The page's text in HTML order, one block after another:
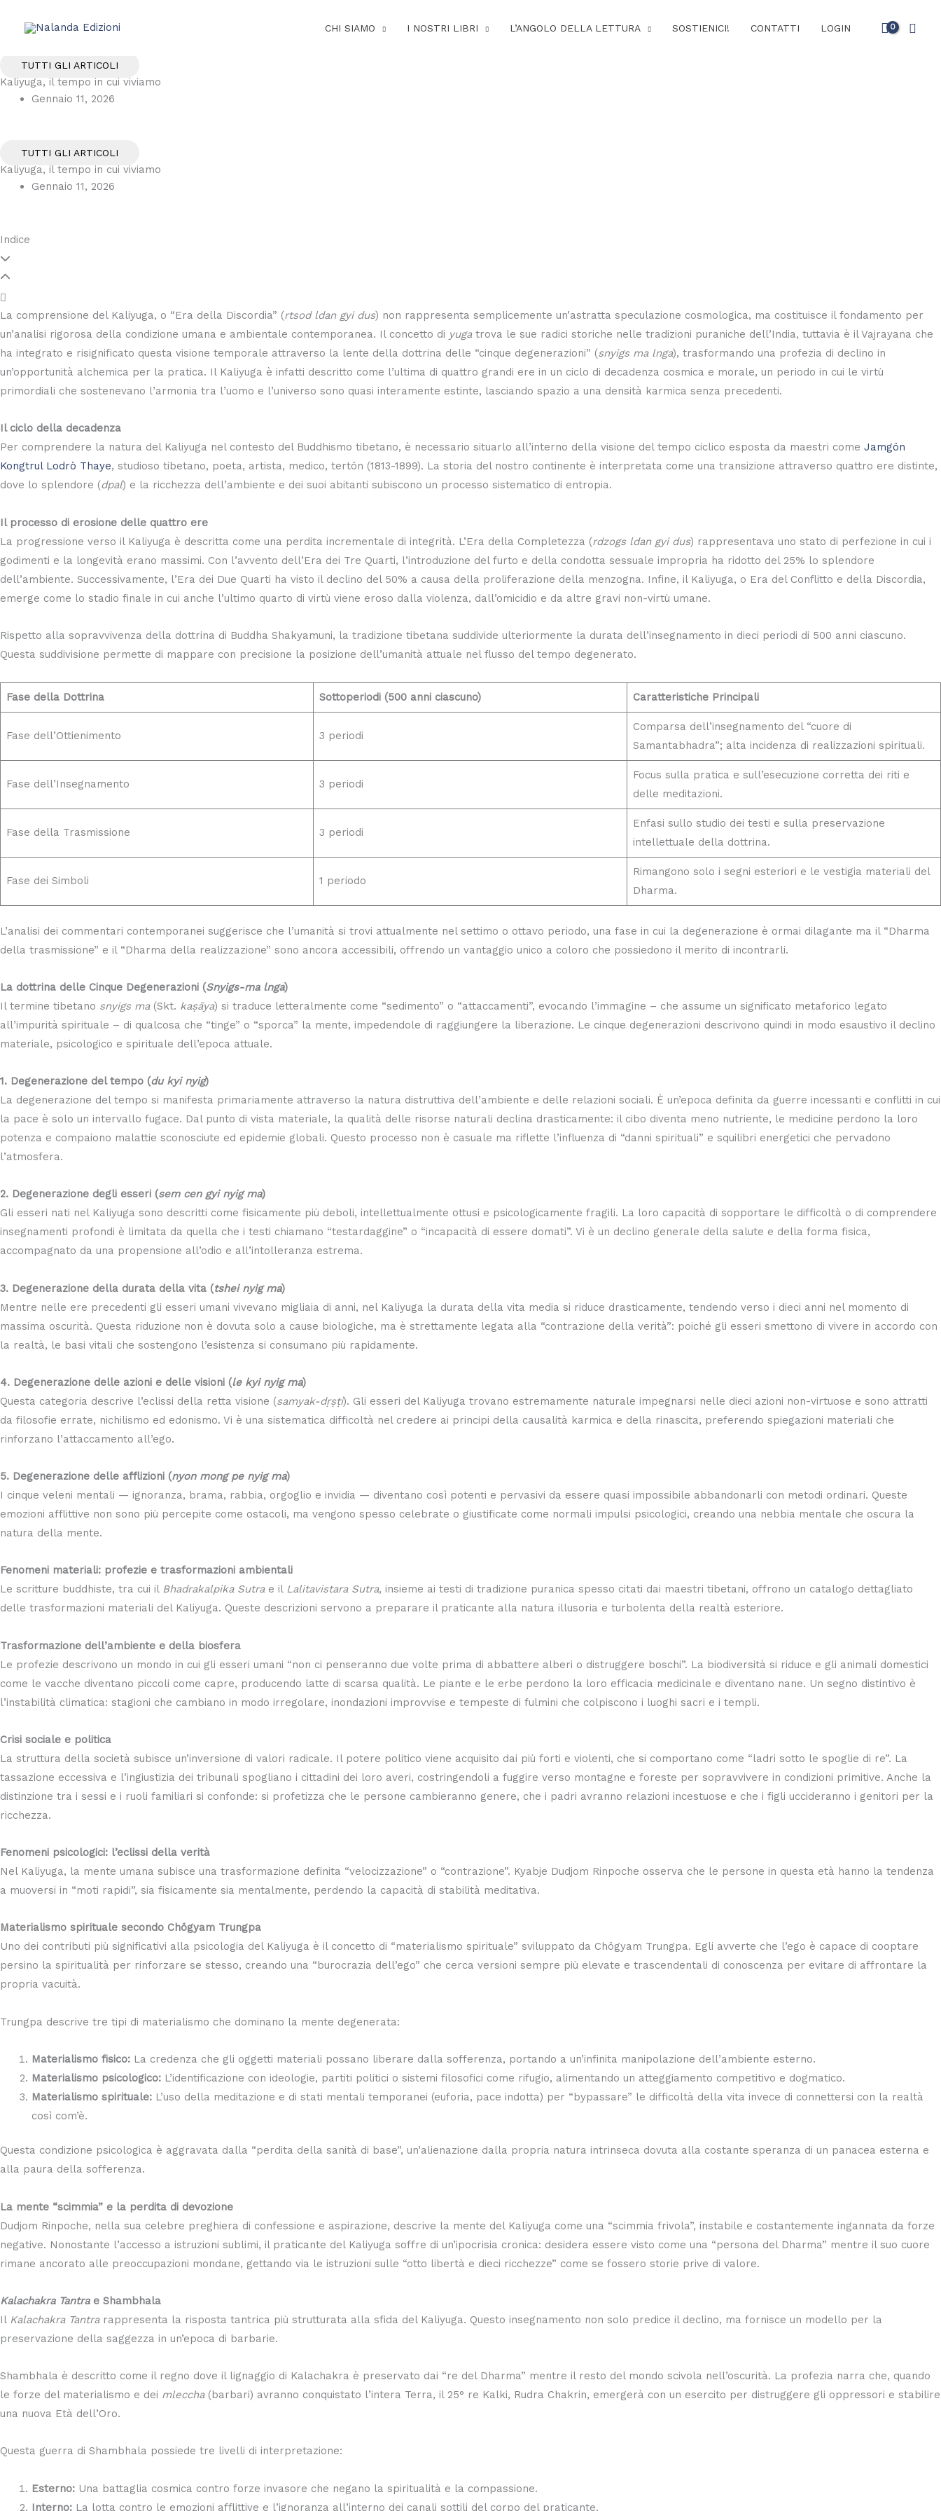
CHI SIAMO I NOSTRI LIBRI L’ANGOLO DELLA LETTURA SOSTIENICI! CONTATTI LOGIN
TUTTI GLI ARTICOLI
Kaliyuga, il tempo in cui viviamo
Gennaio 11, 2026
TUTTI GLI ARTICOLI
Kaliyuga, il tempo in cui viviamo
Gennaio 11, 2026
Indice
La comprensione del Kaliyuga, o “Era della Discordia” (rtsod ldan gyi dus) non rappresenta semplicemente un’astratta speculazione cosmologica, ma costituisce il fondamento per
un’analisi rigorosa della condizione umana e ambientale contemporanea. Il concetto di yugatrova le sue radici storiche nelle tradizioni puraniche dell’India, tuttavia è il Vajrayana che
ha integrato e risignificato questa visione temporale attraverso la lente della dottrina delle “cinque degenerazioni” (snyigs ma lnga), trasformando una profezia di declino in
un’opportunità alchemica per la pratica. Il Kaliyuga è infatti descritto come l’ultima di quattro grandi ere in un ciclo di decadenza cosmica e morale, un periodo in cui le virtù
primordiali che sostenevano l’armonia tra l’uomo e l’universo sono quasi interamente estinte, lasciando spazio a una densità karmica senza precedenti.
Il ciclo della decadenza
Per comprendere la natura del Kaliyuga nel contesto del Buddhismo tibetano, è necessario situarlo all’interno della visione del tempo ciclico esposta da maestri come Jamgön
Kongtrul Lodrö Thaye, studioso tibetano, poeta, artista, medico, tertön (1813-1899). La storia del nostro continente è interpretata come una transizione attraverso quattro ere distinte,
dove lo splendore (dpal) e la ricchezza dell’ambiente e dei suoi abitanti subiscono un processo sistematico di entropia.
Il processo di erosione delle quattro ere
La progressione verso il Kaliyuga è descritta come una perdita incrementale di integrità. L’Era della Completezza (rdzogs ldan gyi dus) rappresentava uno stato di perfezione in cui i
godimenti e la longevità erano massimi. Con l’avvento dell’Era dei Tre Quarti, l’introduzione del furto e della condotta sessuale impropria ha ridotto del 25% lo splendore
dell’ambiente. Successivamente, l’Era dei Due Quarti ha visto il declino del 50% a causa della proliferazione della menzogna. Infine, il Kaliyuga, o Era del Conflitto e della Discordia,
emerge come lo stadio finale in cui anche l’ultimo quarto di virtù viene eroso dalla violenza, dall’omicidio e da altre gravi non-virtù umane.
Rispetto alla sopravvivenza della dottrina di Buddha Shakyamuni, la tradizione tibetana suddivide ulteriormente la durata dell’insegnamento in dieci periodi di 500 anni ciascuno.
Questa suddivisione permette di mappare con precisione la posizione dell’umanità attuale nel flusso del tempo degenerato.
Fase della Dottrina Sottoperiodi (500 anni ciascuno) Caratteristiche Principali
Fase dell’Ottienimento 3 periodi
Comparsa dell’insegnamento del “cuore di
Samantabhadra”; alta incidenza di realizzazioni spirituali.
Fase dell’Insegnamento 3 periodi
Focus sulla pratica e sull’esecuzione corretta dei riti e
delle meditazioni.
Fase della Trasmissione 3 periodi
Enfasi sullo studio dei testi e sulla preservazione
intellettuale della dottrina.
Fase dei Simboli 1 periodo
Rimangono solo i segni esteriori e le vestigia materiali del
Dharma.
L’analisi dei commentari contemporanei suggerisce che l’umanità si trovi attualmente nel settimo o ottavo periodo, una fase in cui la degenerazione è ormai dilagante ma il “Dharma
della trasmissione” e il “Dharma della realizzazione” sono ancora accessibili, offrendo un vantaggio unico a coloro che possiedono il merito di incontrarli.
La dottrina delle Cinque Degenerazioni (Snyigs-ma lnga)
Il termine tibetano snyigs ma(Skt. kaṣāya) si traduce letteralmente come “sedimento” o “attaccamenti”, evocando l’immagine – che assume un significato metaforico legato
all’impurità spirituale – di qualcosa che “tinge” o “sporca” la mente, impedendole di raggiungere la liberazione. Le cinque degenerazioni descrivono quindi in modo esaustivo il declino
materiale, psicologico e spirituale dell’epoca attuale.
1. Degenerazione del tempo (du kyi nyig)
La degenerazione del tempo si manifesta primariamente attraverso la natura distruttiva dell’ambiente e delle relazioni sociali. È un’epoca definita da guerre incessanti e conflitti in cui
la pace è solo un intervallo fugace. Dal punto di vista materiale, la qualità delle risorse naturali declina drasticamente: il cibo diventa meno nutriente, le medicine perdono la loro
potenza e compaiono malattie sconosciute ed epidemie globali. Questo processo non è casuale ma riflette l’influenza di “danni spirituali” e squilibri energetici che pervadono
l’atmosfera.
2. Degenerazione degli esseri (sem cen gyi nyig ma)
Gli esseri nati nel Kaliyuga sono descritti come fisicamente più deboli, intellettualmente ottusi e psicologicamente fragili. La loro capacità di sopportare le difficoltà o di comprendere
insegnamenti profondi è limitata da quella che i testi chiamano “testardaggine” o “incapacità di essere domati”. Vi è un declino generale della salute e della forma fisica,
accompagnato da una propensione all’odio e all’intolleranza estrema.
3. Degenerazione della durata della vita (tshei nyig ma)
Mentre nelle ere precedenti gli esseri umani vivevano migliaia di anni, nel Kaliyuga la durata della vita media si riduce drasticamente, tendendo verso i dieci anni nel momento di
massima oscurità. Questa riduzione non è dovuta solo a cause biologiche, ma è strettamente legata alla “contrazione della verità”: poiché gli esseri smettono di vivere in accordo con
la realtà, le basi vitali che sostengono l’esistenza si consumano più rapidamente.
4. Degenerazione delle azioni e delle visioni (le kyi nyig ma)
Questa categoria descrive l’eclissi della retta visione (samyak-dṛṣṭi). Gli esseri del Kaliyuga trovano estremamente naturale impegnarsi nelle dieci azioni non-virtuose e sono attratti
da filosofie errate, nichilismo ed edonismo. Vi è una sistematica difficoltà nel credere ai principi della causalità karmica e della rinascita, preferendo spiegazioni materiali che
rinforzano l’attaccamento all’ego.
5. Degenerazione delle afflizioni (nyon mong pe nyig ma)
I cinque veleni mentali — ignoranza, brama, rabbia, orgoglio e invidia — diventano così potenti e pervasivi da essere quasi impossibile abbandonarli con metodi ordinari. Queste
emozioni afflittive non sono più percepite come ostacoli, ma vengono spesso celebrate o giustificate come normali impulsi psicologici, creando una nebbia mentale che oscura la
natura della mente.
Fenomeni materiali: profezie e trasformazioni ambientali
Le scritture buddhiste, tra cui il Bhadrakalpika Sutrae il Lalitavistara Sutra, insieme ai testi di tradizione puranica spesso citati dai maestri tibetani, offrono un catalogo dettagliato
delle trasformazioni materiali del Kaliyuga. Queste descrizioni servono a preparare il praticante alla natura illusoria e turbolenta della realtà esteriore.
Trasformazione dell’ambiente e della biosfera
Le profezie descrivono un mondo in cui gli esseri umani “non ci penseranno due volte prima di abbattere alberi o distruggere boschi”. La biodiversità si riduce e gli animali domestici
come le vacche diventano piccoli come capre, producendo latte di scarsa qualità. Le piante e le erbe perdono la loro efficacia medicinale e diventano nane. Un segno distintivo è
l’instabilità climatica: stagioni che cambiano in modo irregolare, inondazioni improvvise e tempeste di fulmini che colpiscono i luoghi sacri e i templi.
Crisi sociale e politica
La struttura della società subisce un’inversione di valori radicale. Il potere politico viene acquisito dai più forti e violenti, che si comportano come “ladri sotto le spoglie di re”. La
tassazione eccessiva e l’ingiustizia dei tribunali spogliano i cittadini dei loro averi, costringendoli a fuggire verso montagne e foreste per sopravvivere in condizioni primitive. Anche la
distinzione tra i sessi e i ruoli familiari si confonde: si profetizza che le persone cambieranno genere, che i padri avranno relazioni incestuose e che i figli uccideranno i genitori per la
ricchezza.
Fenomeni psicologici: l’eclissi della verità
Nel Kaliyuga, la mente umana subisce una trasformazione definita “velocizzazione” o “contrazione”. Kyabje Dudjom Rinpoche osserva che le persone in questa età hanno la tendenza
a muoversi in “moti rapidi”, sia fisicamente sia mentalmente, perdendo la capacità di stabilità meditativa.
Materialismo spirituale secondo Chögyam Trungpa
Uno dei contributi più significativi alla psicologia del Kaliyuga è il concetto di “materialismo spirituale” sviluppato da Chögyam Trungpa. Egli avverte che l’ego è capace di cooptare
persino la spiritualità per rinforzare se stesso, creando una “burocrazia dell’ego” che cerca versioni sempre più elevate e trascendentali di conoscenza per evitare di affrontare la
propria vacuità.
Trungpa descrive tre tipi di materialismo che dominano la mente degenerata:
Materialismo fisico: La credenza che gli oggetti materiali possano liberare dalla sofferenza, portando a un’infinita manipolazione dell’ambiente esterno.
Materialismo psicologico: L’identificazione con ideologie, partiti politici o sistemi filosofici come rifugio, alimentando un atteggiamento competitivo e dogmatico.
Materialismo spirituale: L’uso della meditazione e di stati mentali temporanei (euforia, pace indotta) per “bypassare” le difficoltà della vita invece di connettersi con la realtà
così com’è.
Questa condizione psicologica è aggravata dalla “perdita della sanità di base”, un’alienazione dalla propria natura intrinseca dovuta alla costante speranza di un panacea esterna e
alla paura della sofferenza.
La mente “scimmia” e la perdita di devozione
Dudjom Rinpoche, nella sua celebre preghiera di confessione e aspirazione, descrive la mente del Kaliyuga come una “scimmia frivola”, instabile e costantemente ingannata da forze
negative. Nonostante l’accesso a istruzioni sublimi, il praticante del Kaliyuga soffre di un’ipocrisia cronica: desidera essere visto come una “persona del Dharma” mentre il suo cuore
rimane ancorato alle preoccupazioni mondane, gettando via le istruzioni sulle “otto libertà e dieci ricchezze” come se fossero storie prive di valore.
Kalachakra Tantrae Shambhala
Il Kalachakra Tantrarappresenta la risposta tantrica più strutturata alla sfida del Kaliyuga. Questo insegnamento non solo predice il declino, ma fornisce un modello per la
preservazione della saggezza in un’epoca di barbarie.
Shambhala è descritto come il regno dove il lignaggio di Kalachakra è preservato dai “re del Dharma” mentre il resto del mondo scivola nell’oscurità. La profezia narra che, quando
le forze del materialismo e dei mleccha(barbari) avranno conquistato l’intera Terra, il 25° re Kalki, Rudra Chakrin, emergerà con un esercito per distruggere gli oppressori e stabilire
una nuova Età dell’Oro.
Questa guerra di Shambhala possiede tre livelli di interpretazione:
Esterno: Una battaglia cosmica contro forze invasore che negano la spiritualità e la compassione.
Interno: La lotta contro le emozioni afflittive e l’ignoranza all’interno dei canali sottili del corpo del praticante.